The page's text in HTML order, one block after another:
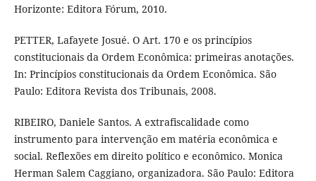
Horizonte: Editora Fórum, 2010.
PETTER, Lafayete Josué. O Art. 170 e os princípios
constitucionais da Ordem Econômica: primeiras anotações.
In: Princípios constitucionais da Ordem Econômica. São
Paulo: Editora Revista dos Tribunais, 2008.
RIBEIRO, Daniele Santos. A extrafiscalidade como
instrumento para intervenção em matéria econômica e
social. Reflexões em direito político e econômico. Monica
Herman Salem Caggiano, organizadora. São Paulo: Editora